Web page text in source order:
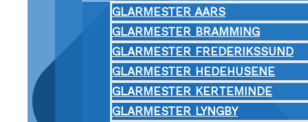
GLARMESTER AARS
GLARMESTER BRAMMING
GLARMESTER FREDERIKSSUND
GLARMESTER HEDEHUSENE
GLARMESTER KERTEMINDE
GLARMESTER LYNGBY